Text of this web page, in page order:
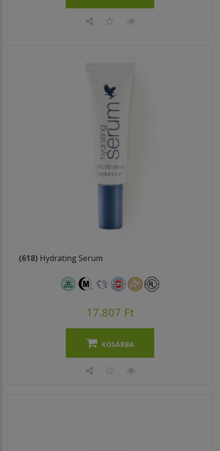
(618) Hydrating Serum
17.807 Ft
KOSÁRBA